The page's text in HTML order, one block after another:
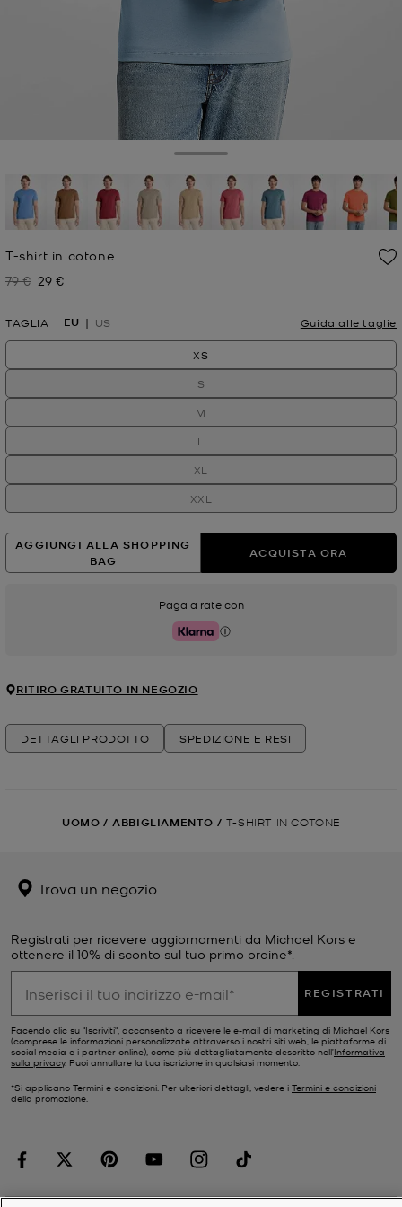
T-shirt in cotone
Prezzo iniziale
79 € Prezzo attuale
29 €
TAGLIA EU US Guida alle taglie
XS
S
M
L
XL
XXL
AGGIUNGI ALLA SHOPPING
BAG
ACQUISTA ORA
Paga a rate con
Klarna
RITIRO GRATUITO IN NEGOZIO
DETTAGLI PRODOTTO SPEDIZIONE E RESI
UOMO / ABBIGLIAMENTO / T-SHIRT IN COTONE
Trova un negozio
Registrati per ricevere aggiornamenti da Michael Kors e
ottenere il 10% di sconto sul tuo primo ordine*.
REGISTRATI
Facendo clic su "Iscriviti", acconsento a ricevere le e-mail di marketing di Michael Kors
(comprese le informazioni personalizzate attraverso i nostri siti web, le piattaforme di
social media e i partner online), come più dettagliatamente descritto nell’Informativa
sulla privacy. Puoi annullare la tua iscrizione in qualsiasi momento.
*Si applicano Termini e condizioni. Per ulteriori dettagli, vedere i Termini e condizioni
della promozione.